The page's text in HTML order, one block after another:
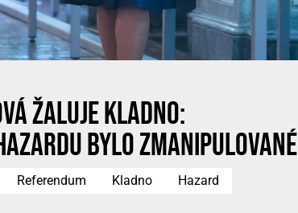
žaluje Kladno:
bylo zmanipulované
Referendum Kladno Hazard